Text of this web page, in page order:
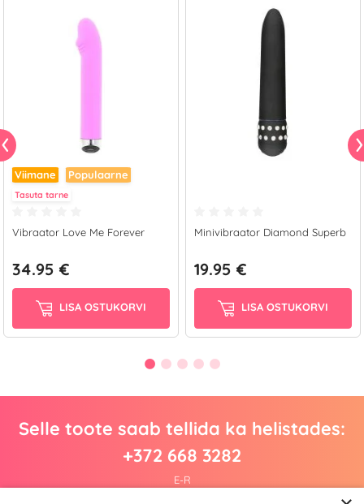
Viimane Populaarne
Tasuta tarne
Vibraator Love Me Forever
34.95 €
LISA OSTUKORVI
Minivibraator Diamond Superb
19.95 €
LISA OSTUKORVI
Selle toote saab tellida ka helistades:
+372 668 3282
E-R